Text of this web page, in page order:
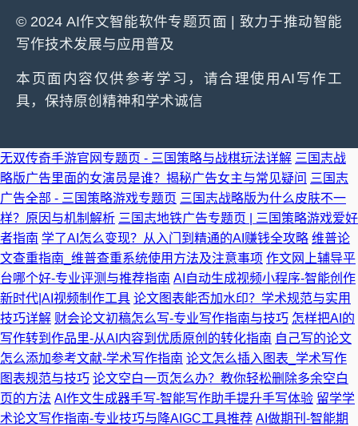
© 2024 AI作文智能软件专题页面 | 致力于推动智能
写作技术发展与应用普及
本页面内容仅供参考学习，请合理使用AI写作工
具，保持原创精神和学术诚信
无双传奇手游官网专题页 - 三国策略与战棋玩法详解 三国志战
略版广告里面的女演员是谁？揭秘广告女主与常见疑问 三国志
广告全部 - 三国策略游戏专题页 三国志战略版为什么皮肤不一
样？原因与机制解析 三国志地铁广告专题页 | 三国策略游戏爱好
者指南 学了AI怎么变现？从入门到精通的AI赚钱全攻略 维普论
文查重指南_维普查重系统使用方法及注意事项 作文网上辅导平
台哪个好-专业评测与推荐指南 AI自动生成视频小程序-智能创作
新时代|AI视频制作工具 论文图表能否加水印？学术规范与实用
技巧详解 财会论文初稿怎么写-专业写作指南与技巧 怎样把AI的
写作转到作品里-从AI内容到优质原创的转化指南 自己写的论文
怎么添加参考文献-学术写作指南 论文怎么插入图表_学术写作
图表规范与技巧 论文空白一页怎么办？教你轻松删除多余空白
页的方法 AI作文生成器手写-智能写作助手提升手写体验 留学学
术论文写作指南-专业技巧与降AIGC工具推荐 AI做期刊-智能期